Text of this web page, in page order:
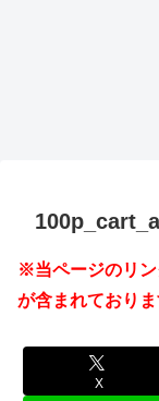
100p_cart_a
※当ページのリン
が含まれておりま
X